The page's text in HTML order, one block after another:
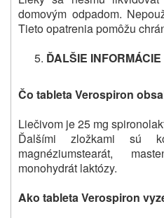
domovým odpadom.
Tieto opatrenia pomôžu
ĎALŠIE INFORMÁCIE
Čo tableta Verospiron
Liečivom je 25 mg
Ďalšími zložkami sú
magnéziumstearát,
monohydrát laktózy.
Ako tableta Verospiron